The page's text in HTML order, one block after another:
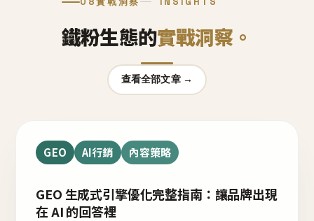
鐵粉生態的實戰洞察。
查看全部文章 →
GEO AI行銷 內容策略
GEO 生成式引擎優化完整指南：讓品牌出現
在 AI 的回答裡